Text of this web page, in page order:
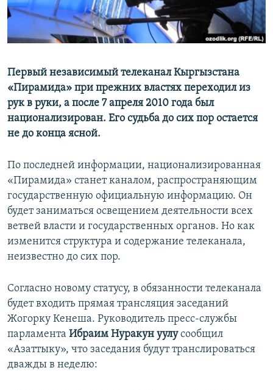
Первый независимый телеканал Кыргызстана
«Пирамида» при прежних властях переходил из
рук в руки, а после 7 апреля 2010 года был
национализирован. Его судьба до сих пор остается
не до конца ясной.
По последней информации, национализированная
«Пирамида» станет каналом, распространяющим
государственную официальную информацию. Он
будет заниматься освещением деятельности всех
ветвей власти и государственных органов. Но как
изменится структура и содержание телеканала,
неизвестно до сих пор.
Согласно новому статусу, в обязанности телеканала
будет входить прямая трансляция заседаний
Жогорку Кенеша. Руководитель пресс-службы
парламента Ибраим Нуракун уулусообщил
«Азаттыку», что заседания будут транслироваться
дважды в неделю: